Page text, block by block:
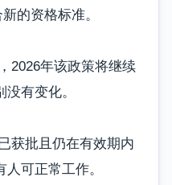
的资格标准。
2026年该政策将继续
有变化。
获批且仍在有效期内
可正常工作。